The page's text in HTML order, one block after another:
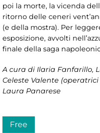
poi la morte, la vicenda
ritorno delle ceneri
(e della mostra). Per
esposizione, avvolti
finale della saga
A cura di Ilaria Fanfarillo,
Celeste Valente
Laura Panarese
Free